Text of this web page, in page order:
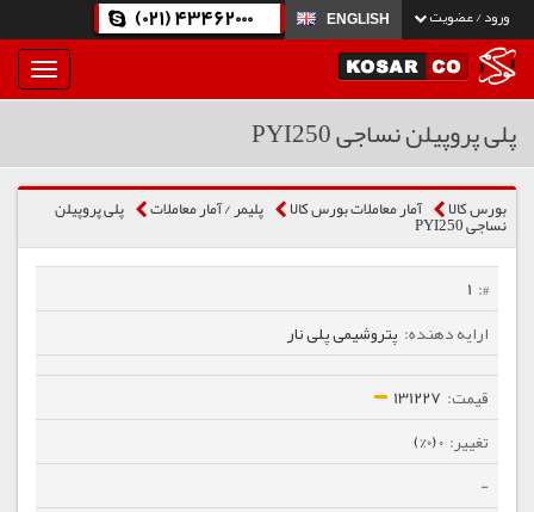
ورود / عضویت ENGLISH
(021) 43462000
بار
و
پلی پروپیلن نساجی PYI250
بورس کالا آمار معاملات بورس کالا پلیمر / آمار معاملات پلی پروپیلن
نساجی PYI250
1
پتروشیمی پلی نار
131227
0 (0%)
-